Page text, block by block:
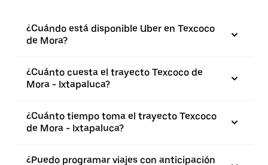
¿Cuándo está disponible Uber en Texcoco
de Mora?
¿Cuánto cuesta el trayecto Texcoco de
Mora - Ixtapaluca?
¿Cuánto tiempo toma el trayecto Texcoco
de Mora - Ixtapaluca?
¿Puedo programar viajes con anticipación